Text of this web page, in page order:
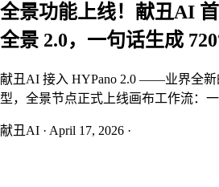
全景功能上线！献丑AI
全景 2.0，一句话生成
献丑AI 接入 HYPano 2.0 ——业界全新
型，全景节点正式上线画布工作流：
献丑AI · April 17, 2026 ·